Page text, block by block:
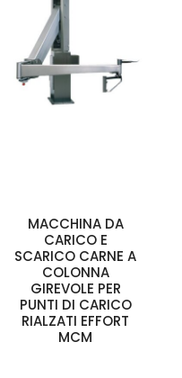
MACCHINA DA
CARICO E
SCARICO CARNE A
COLONNA
GIREVOLE PER
PUNTI DI CARICO
RIALZATI EFFORT
MCM